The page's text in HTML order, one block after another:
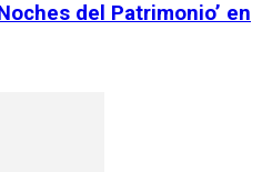
del Patrimonio’ en